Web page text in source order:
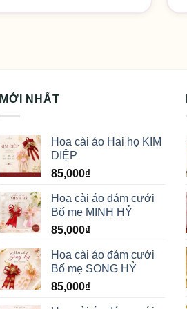
MỚI NHẤT
Hoa cài áo Hai họ KIM
DIỆP
85,000₫
Hoa cài áo đám cưới
Bố mẹ MINH HỶ
85,000₫
Hoa cài áo đám cưới
Bố mẹ SONG HỶ
85,000₫